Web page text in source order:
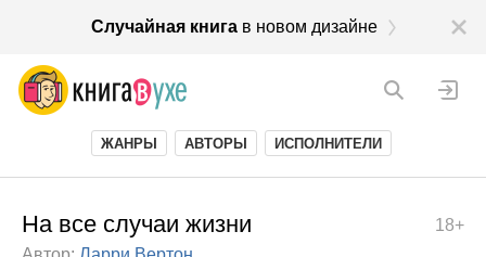
Случайная книгав новом дизайне
ЖАНРЫ АВТОРЫ ИСПОЛНИТЕЛИ
18+
На все случаи жизни